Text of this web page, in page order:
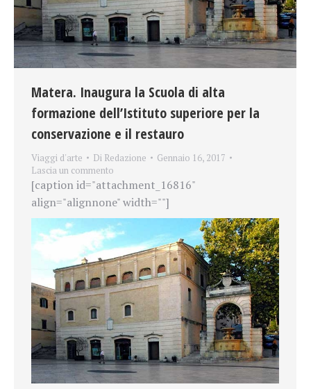
Matera. Inaugura la Scuola di alta
formazione dell’Istituto superiore per la
conservazione e il restauro
Viaggi d'arte Di Redazione
Gennaio 16, 2017
Lascia un commento
[caption id="attachment_16816"
align="alignnone" width=""]